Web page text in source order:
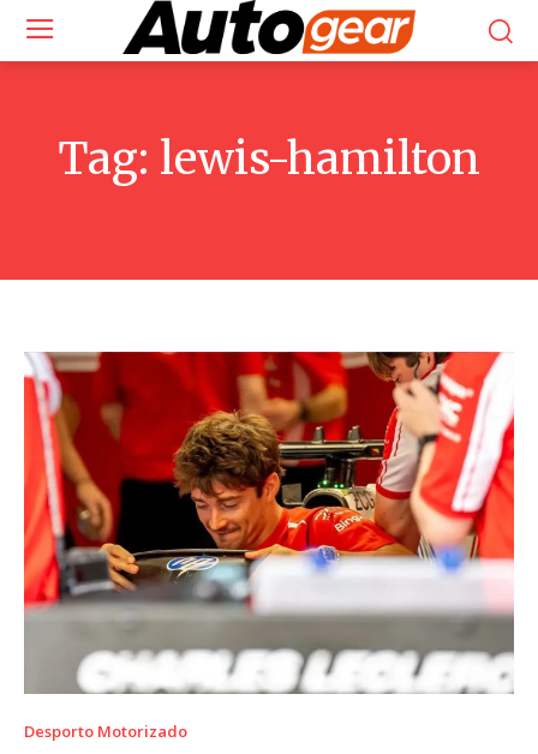
Tag: lewis-hamilton
Desporto Motorizado